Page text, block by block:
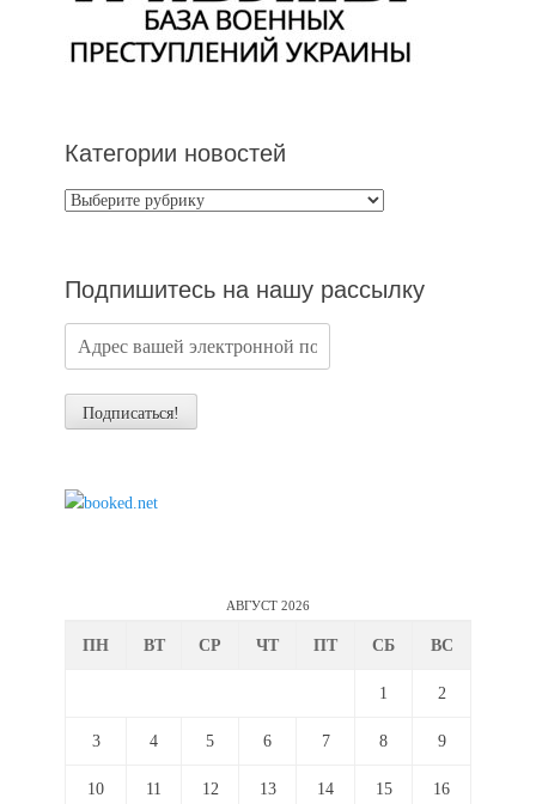
Категории новостей
Категории
Подпишитесь на нашу рассылку
АВГУСТ 2026
ПН ВТ СР ЧТ ПТ СБ ВС
1 2
3 4 5 6 7 8 9
10 11 12 13 14 15 16